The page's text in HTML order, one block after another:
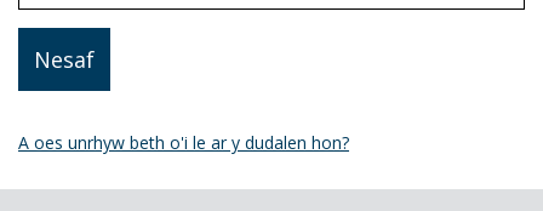
A oes unrhyw beth o'i le ar y dudalen hon?